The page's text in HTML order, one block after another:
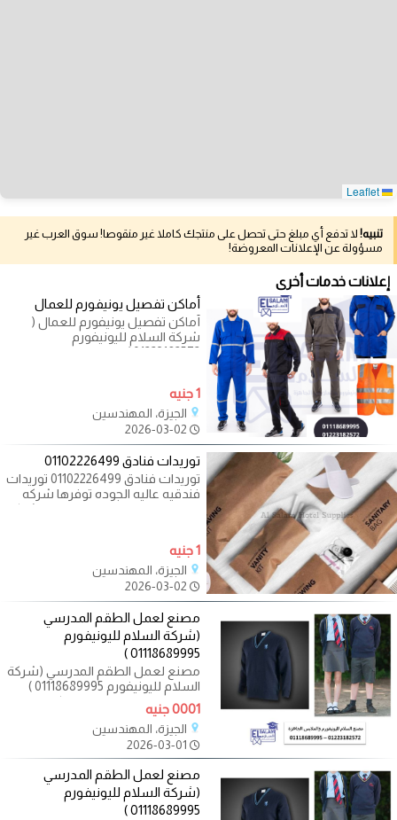
تنبيه! لا تدفع أي مبلغ حتى تحصل على منتجك كاملا غير منقوصا! سوق العرب غير
مسؤولة عن الإعلانات المعروضة!
إعلانات خدمات أخرى
أماكن تفصيل يونيفورم للعمال
أماكن تفصيل يونيفورم للعمال (
شركة السلام لليونيفورم
01223182572 ) يونيفورم عمال
1 جنيه
الجيزة، المهندسين
توريدات فنادق 01102226499
توريدات فنادق 01102226499 توريدات
فندقيه عاليه الجوده توفرها شركه
السلام للتوريدات الفندقيه هي شركه
1 جنيه
الجيزة، المهندسين
مصنع لعمل الطقم المدرسي
(شركة السلام لليونيفورم
01118689995 )
مصنع لعمل الطقم المدرسي (شركة
السلام لليونيفورم 01118689995 )
صمم زي مدرسي موحد يعكس هوية
مؤسستك
0001 جنيه
الجيزة، المهندسين
مصنع لعمل الطقم المدرسي
(شركة السلام لليونيفورم
01118689995 )